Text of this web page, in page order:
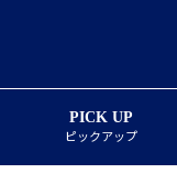
PICK UP
ピックアップ